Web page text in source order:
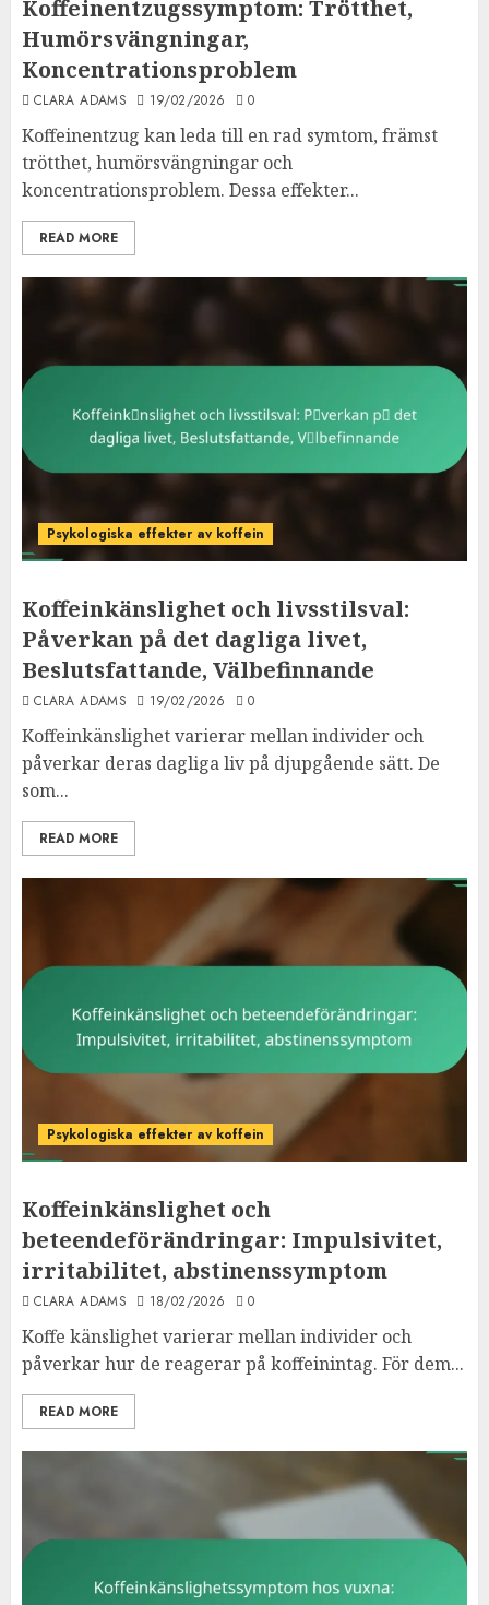
Koffeinentzugssymptom: Trötthet,
Humörsvängningar,
Koncentrationsproblem
CLARA ADAMS 19/02/2026 0
Koffeinentzug kan leda till en rad symtom, främst
trötthet, humörsvängningar och
koncentrationsproblem. Dessa effekter...
READ MORE
Psykologiska effekter av koffein
Koffeinkänslighet och livsstilsval:
Påverkan på det dagliga livet,
Beslutsfattande, Välbefinnande
CLARA ADAMS 19/02/2026 0
Koffeinkänslighet varierar mellan individer och
påverkar deras dagliga liv på djupgående sätt. De
som...
READ MORE
Psykologiska effekter av koffein
Koffeinkänslighet och
beteendeförändringar: Impulsivitet,
irritabilitet, abstinenssymptom
CLARA ADAMS 18/02/2026 0
Koffe känslighet varierar mellan individer och
påverkar hur de reagerar på koffeinintag. För dem...
READ MORE